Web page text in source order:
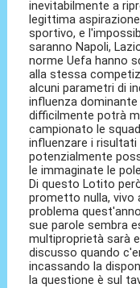
inevitabilmente a
legittima
sportivo, e
saranno Napoli,
norme Uefa hanno
alla stessa
alcuni parametri di
influenza
difficilmente potrà
campionato le
influenzare i risultati
potenzialmente
le immaginate le
Di questo Lotito
prometto nulla, vivo
problema
sue parole sembra
multiproprietà sarà
discusso quando
incassando la
la questione è sul